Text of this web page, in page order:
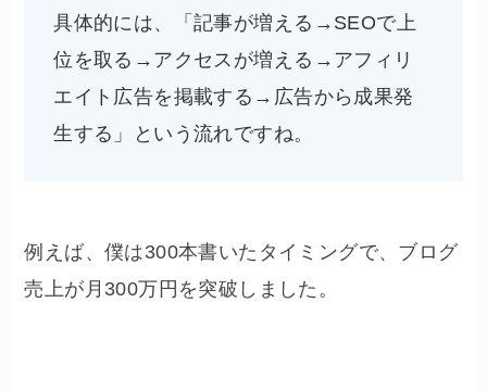
具体的には、「記事が増える→SEOで上
位を取る→アクセスが増える→アフィリ
エイト広告を掲載する→広告から成果発
生する」という流れですね。
例えば、僕は300本書いたタイミングで、ブログ
売上が月300万円を突破しました。